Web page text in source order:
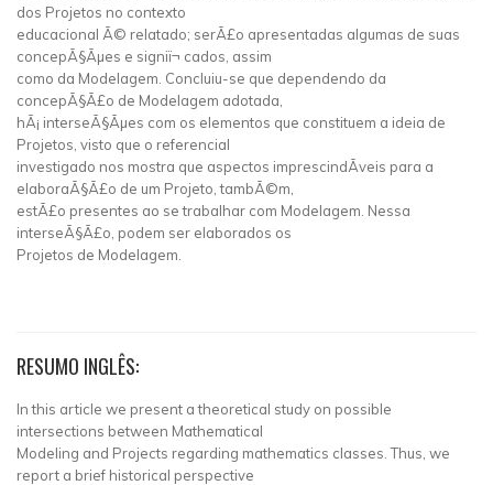
dos Projetos no contexto
educacional Ã© relatado; serÃ£o apresentadas algumas de suas
concepÃ§Ãµes e signiï¬ cados, assim
como da Modelagem. Concluiu-se que dependendo da
concepÃ§Ã£o de Modelagem adotada,
hÃ¡ interseÃ§Ãµes com os elementos que constituem a ideia de
Projetos, visto que o referencial
investigado nos mostra que aspectos imprescindÃ­veis para a
elaboraÃ§Ã£o de um Projeto, tambÃ©m,
estÃ£o presentes ao se trabalhar com Modelagem. Nessa
interseÃ§Ã£o, podem ser elaborados os
Projetos de Modelagem.
RESUMO INGLÊS:
In this article we present a theoretical study on possible
intersections between Mathematical
Modeling and Projects regarding mathematics classes. Thus, we
report a brief historical perspective